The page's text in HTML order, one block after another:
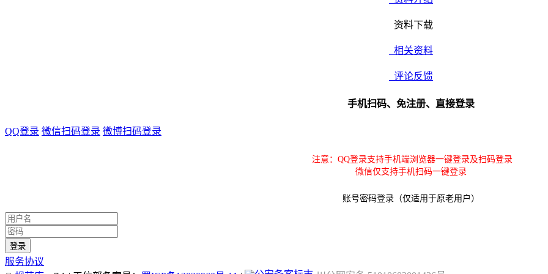
资料下载
相关资料
评论反馈
手机扫码、免注册、直接登录
QQ登录 微信扫码登录 微博扫码登录
注意：QQ登录支持手机端浏览器一键登录及扫码登录
微信仅支持手机扫码一键登录
账号密码登录（仅适用于原老用户）
服务协议